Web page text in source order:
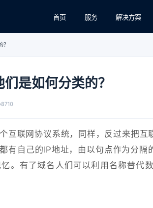
首页 服务 解决方案
是如何分类的？
8710
互联网协议系统，同样，反过来把互
有自己的IP地址，由以句点作为分
。有了域名人们可以利用名称替代